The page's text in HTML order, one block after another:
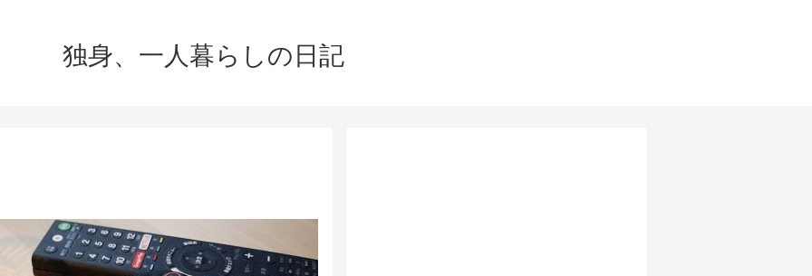
独身、一人暮らしの日記